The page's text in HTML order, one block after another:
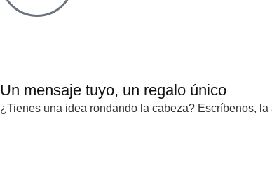
Un mensaje tuyo, un regalo único
¿Tienes una idea rondando la cabeza? Escríbenos,